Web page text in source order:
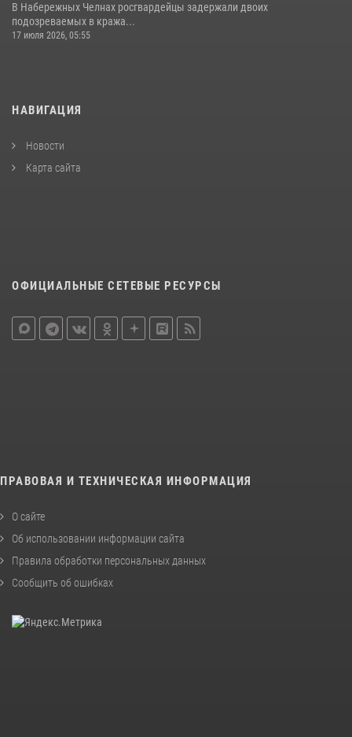
В Набережных Челнах росгвардейцы задержали двоих
подозреваемых в кража...
17 июля 2026, 05:55
НАВИГАЦИЯ
Новости
Карта сайта
ОФИЦИАЛЬНЫЕ СЕТЕВЫЕ РЕСУРСЫ
ПРАВОВАЯ И ТЕХНИЧЕСКАЯ ИНФОРМАЦИЯ
О сайте
Об использовании информации сайта
Правила обработки персональных данных
Сообщить об ошибках